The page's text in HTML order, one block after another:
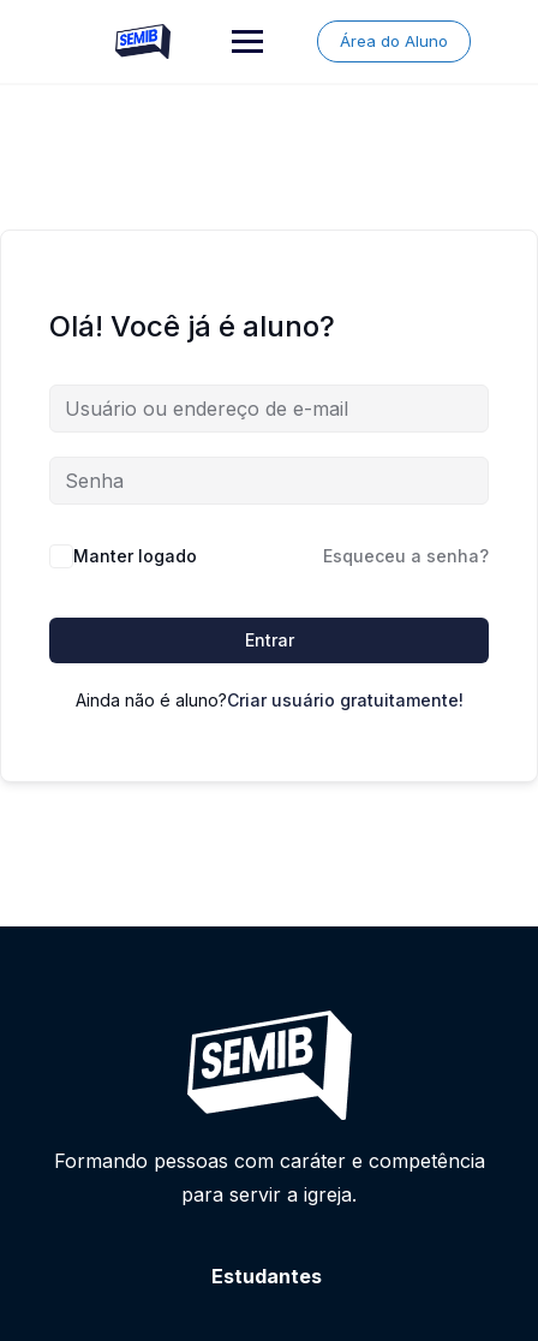
Área do Aluno
Olá! Você já é aluno?
Manter logado Esqueceu a senha?
Entrar
Ainda não é aluno?Criar usuário gratuitamente!
Formando pessoas com caráter e competência
para servir a igreja.
Estudantes